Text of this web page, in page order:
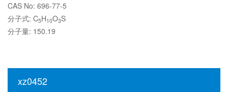
CAS No: 696-77-5
分子式: C5H10O3S
分子量: 150.19
xz0452